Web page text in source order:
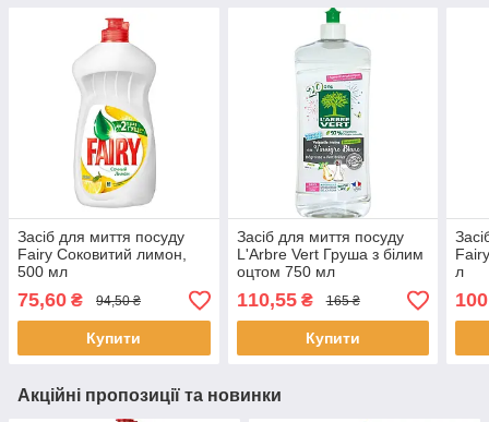
Засіб для миття посуду
Fairy Соковитий лимон,
500 мл
75,60 ₴ 94,50 ₴
Купити
Засіб для миття посуду
L'Arbre Vert Груша з білим
оцтом 750 мл
110,55₴ 165 ₴
Купити
л
Акційні пропозиції та новинки